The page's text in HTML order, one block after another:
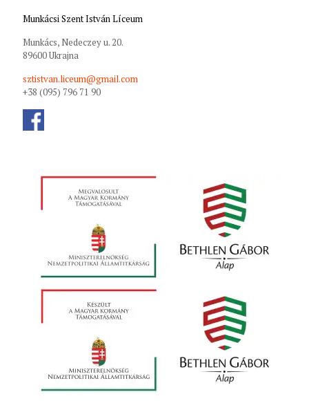
Munkácsi Szent István Líceum
Munkács, Nedeczey u. 20.
89600 Ukrajna
sztistvan.liceum@gmail.com
+38 (095) 796 71 90